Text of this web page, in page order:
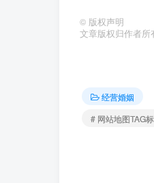
© 版权声明
文章版权归作者所
经营婚姻
# 网站地图TAG